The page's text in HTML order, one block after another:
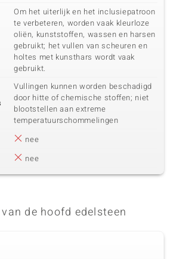
Om het uiterlijk en het inclusiepatroon
te verbeteren, worden vaak kleurloze
oliën, kunststoffen, wassen en harsen
gebruikt; het vullen van scheuren en
holtes met kunsthars wordt vaak
gebruikt.
Vullingen kunnen worden beschadigd
door hitte of chemische stoffen; niet
blootstellen aan extreme
temperatuurschommelingen
nee
nee
de hoofd edelsteen